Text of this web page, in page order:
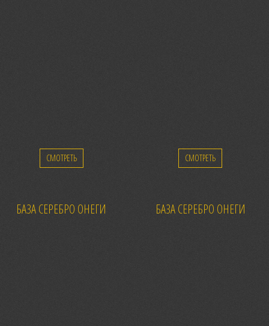
СМОТРЕТЬ СМОТРЕТЬ
БАЗА СЕРЕБРО ОНЕГИ БАЗА СЕРЕБРО ОНЕГИ